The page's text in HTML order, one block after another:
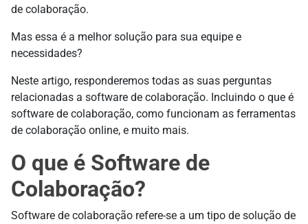
de colaboração.
Mas essa é a melhor solução para sua equipe e
necessidades?
Neste artigo, responderemos todas as suas perguntas
relacionadas a software de colaboração. Incluindo o que é
software de colaboração, como funcionam as ferramentas
de colaboração online, e muito mais.
O que é Software de
Colaboração?
Software de colaboração refere-se a um tipo de solução de